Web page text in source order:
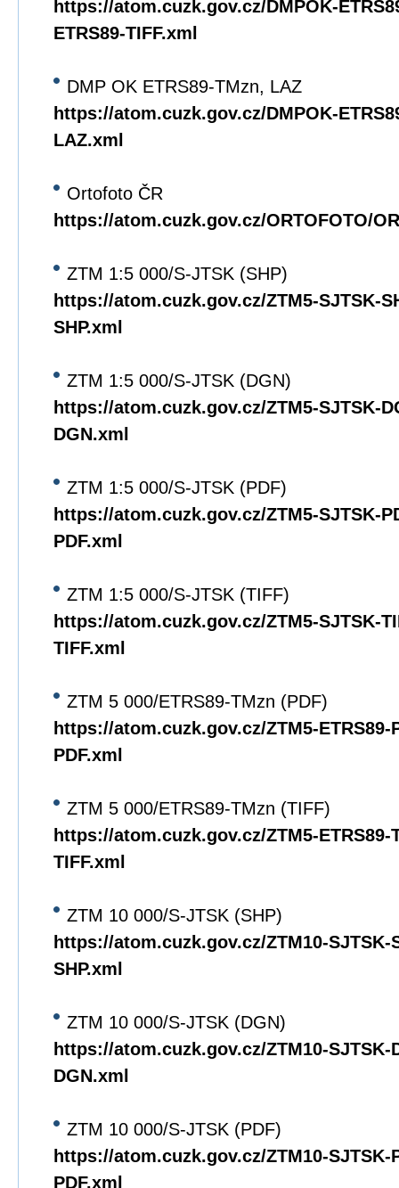
https://atom.cuzk.gov.cz/DMPOK-
ETRS89-TIFF.xml
DMP OK ETRS89-TMzn, LAZ
https://atom.cuzk.gov.cz/DMPOK-
LAZ.xml
Ortofoto ČR
https://atom.cuzk.gov.cz/ORTOFOTO/
ZTM 1:5 000/S-JTSK (SHP)
https://atom.cuzk.gov.cz/ZTM5-SJTSK-
SHP.xml
ZTM 1:5 000/S-JTSK (DGN)
https://atom.cuzk.gov.cz/ZTM5-SJTSK-
DGN.xml
ZTM 1:5 000/S-JTSK (PDF)
https://atom.cuzk.gov.cz/ZTM5-SJTSK-
PDF.xml
ZTM 1:5 000/S-JTSK (TIFF)
https://atom.cuzk.gov.cz/ZTM5-SJTSK-
TIFF.xml
ZTM 5 000/ETRS89-TMzn (PDF)
https://atom.cuzk.gov.cz/ZTM5-ETRS89-
PDF.xml
ZTM 5 000/ETRS89-TMzn (TIFF)
https://atom.cuzk.gov.cz/ZTM5-ETRS89-
TIFF.xml
ZTM 10 000/S-JTSK (SHP)
https://atom.cuzk.gov.cz/ZTM10-SJTSK-
SHP.xml
ZTM 10 000/S-JTSK (DGN)
https://atom.cuzk.gov.cz/ZTM10-SJTSK-
DGN.xml
ZTM 10 000/S-JTSK (PDF)
https://atom.cuzk.gov.cz/ZTM10-SJTSK-
PDF.xml